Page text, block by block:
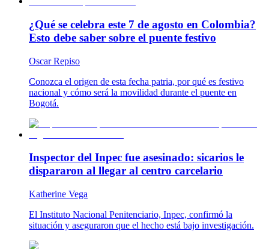
¿Qué se celebra este 7 de agosto en Colombia?
Esto debe saber sobre el puente festivo
Oscar Repiso
Conozca el origen de esta fecha patria, por qué es festivo
nacional y cómo será la movilidad durante el puente en
Bogotá.
Inspector del Inpec fue asesinado: sicarios le
dispararon al llegar al centro carcelario
Katherine Vega
El Instituto Nacional Penitenciario, Inpec, confirmó la
situación y aseguraron que el hecho está bajo investigación.